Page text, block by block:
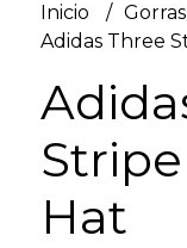
Inicio
Adidas Three
Hat